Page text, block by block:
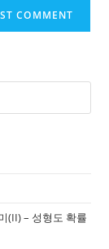
(II) – 성형도 확률